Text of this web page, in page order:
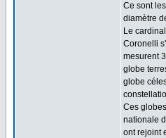
Ce sont
diamètre
Le
Coronelli
mesurent
globe
globe
Ces
nationale
ont rejoint